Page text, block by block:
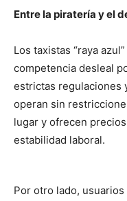
Entre la piratería y el
Los taxistas “raya
competencia desleal
estrictas regulaciones
operan sin
lugar y ofrecen
estabilidad laboral.
Por otro lado,